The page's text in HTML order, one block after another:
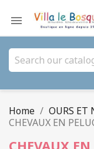

Home
OURS ET
CHEVAUX EN
CHEVAUX EN